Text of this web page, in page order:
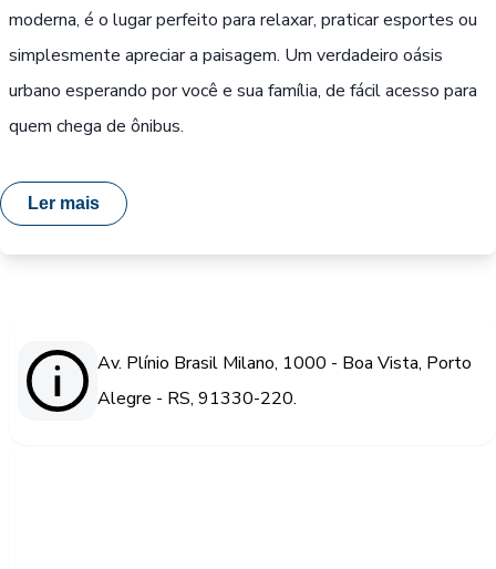
moderna, é o lugar perfeito para relaxar, praticar esportes ou
simplesmente apreciar a paisagem. Um verdadeiro oásis
urbano esperando por você e sua família, de fácil acesso para
quem chega de ônibus.
Ler mais
Av. Plínio Brasil Milano, 1000 - Boa Vista, Porto
Alegre - RS, 91330-220.